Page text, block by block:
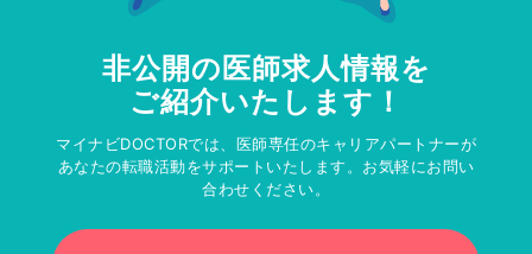
非公開の医師求人情報を
ご紹介いたします！
マイナビDOCTORでは、医師専任のキャリアパートナーが
あなたの転職活動をサポートいたします。お気軽にお問い
合わせください。